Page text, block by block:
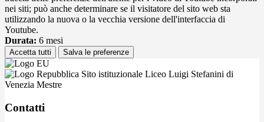
nei siti; può anche determinare se il visitatore del sito web sta
utilizzando la nuova o la vecchia versione dell'interfaccia di
Youtube.
Durata: 6 mesi
Accetta tutti Salva le preferenze
Sito istituzionale Liceo Luigi Stefanini di
Venezia Mestre
Contatti